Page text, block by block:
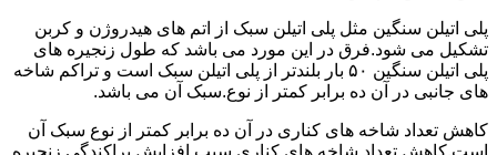
پلی اتیلن سنگین مثل پلی اتیلن سبک از اتم های هیدروژن و کربن
تشکیل می شود.فرق در این مورد می باشد که طول زنجیره های
پلی اتیلن سنگین ۵۰ بار بلندتر از پلی اتیلن سبک است و تراکم شاخه
های جانبی در آن ده برابر کمتر از نوع.سبک آن می باشد.
کاهش تعداد شاخه های کناری در آن ده برابر کمتر از نوع سبک آن
است.کاهش تعداد شاخه های کناری سبب افزایش پراکندگی زنجیره